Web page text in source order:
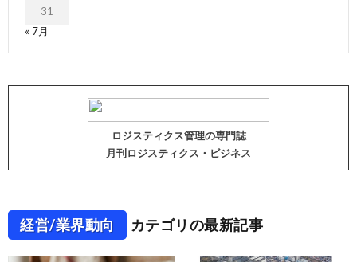
31
« 7月
ロジスティクス管理の専門誌
月刊ロジスティクス・ビジネス
経営/業界動向 カテゴリの最新記事